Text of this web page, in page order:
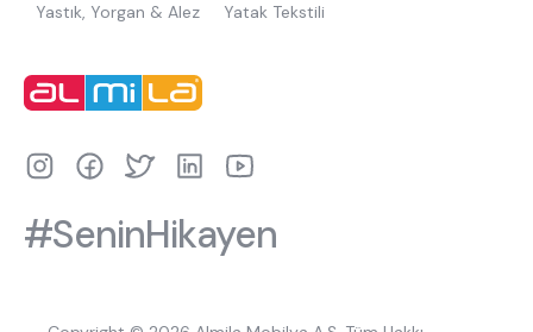
Yastık, Yorgan & Alez Yatak Tekstili
#SeninHikayen